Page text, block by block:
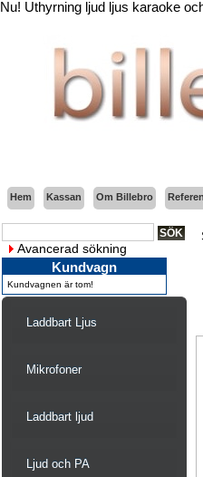
Nu! Uthyrning ljud ljus karaoke
Hem Kassan Om Billebro
Avancerad sökning
Kundvagn
Kundvagnen är tom!
Laddbart Ljus
Mikrofoner
Laddbart ljud
Ljud och PA